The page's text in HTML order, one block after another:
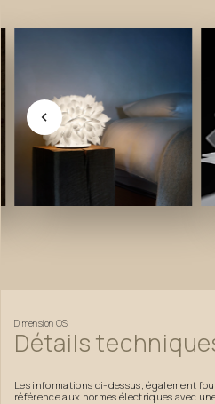
Dimension OS
Détails
Les informations ci-dessus, également
référence aux normes électriques avec